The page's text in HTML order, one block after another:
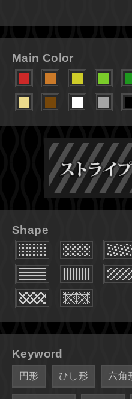
Main Color
Shape
Keyword
円形 ひし形 六角